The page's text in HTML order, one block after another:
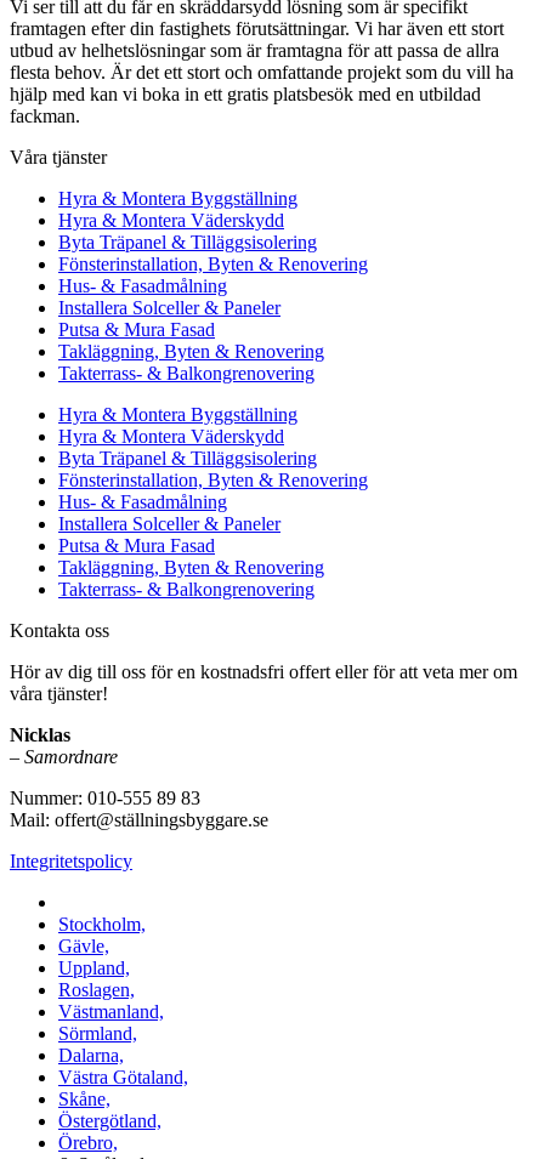
Vi ser till att du får en skräddarsydd lösning som är specifikt
framtagen efter din fastighets förutsättningar. Vi har även ett stort
utbud av helhetslösningar som är framtagna för att passa de allra
flesta behov. Är det ett stort och omfattande projekt som du vill ha
hjälp med kan vi boka in ett gratis platsbesök med en utbildad
fackman.
Våra tjänster
Hyra & Montera Byggställning
Hyra & Montera Väderskydd
Byta Träpanel & Tilläggsisolering
Fönsterinstallation, Byten & Renovering
Hus- & Fasadmålning
Installera Solceller & Paneler
Putsa & Mura Fasad
Takläggning, Byten & Renovering
Takterrass- & Balkongrenovering
Hyra & Montera Byggställning
Hyra & Montera Väderskydd
Byta Träpanel & Tilläggsisolering
Fönsterinstallation, Byten & Renovering
Hus- & Fasadmålning
Installera Solceller & Paneler
Putsa & Mura Fasad
Takläggning, Byten & Renovering
Takterrass- & Balkongrenovering
Kontakta oss
Hör av dig till oss för en kostnadsfri offert eller för att veta mer om
våra tjänster!
Nicklas
– Samordnare
Nummer: 010-555 89 83
Mail: offert@ställningsbyggare.se
Integritetspolicy
Stockholm,
Gävle,
Uppland,
Roslagen,
Västmanland,
Sörmland,
Dalarna,
Västra Götaland,
Skåne,
Östergötland,
Örebro,